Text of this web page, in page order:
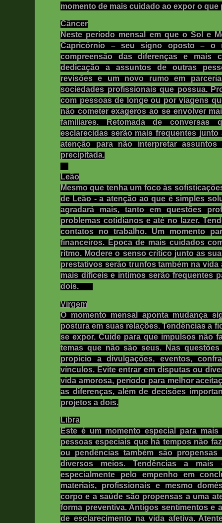
momento de mais cuidado ao expor o que
Câncer
Neste período mensal em que o Sol e
Capricórnio – seu signo oposto – o
compreensão das diferenças e mais
dedicação a assuntos de outras
revisões e um novo rumo em
sociedades profissionais que possua.
com pessoas de longe ou por viagens
não cometer exageros ao se envolver
familiares. Retomada de conversas
esclarecidas serão mais frequentes
atenção para não interpretar
precipitada.
Leão
Mesmo que tenha um foco às
de Leão - a atenção ao que é simples
agradará mais, tanto em questões
problemas cotidianos e até no lazer.
contatos no trabalho. Um momento
financeiros. Época de mais cuidados
ritmo. Modere o senso crítico junto as
prestativos serão trunfos também na vida
mais difíceis e íntimos serão frequentes
dois.
Virgem
O momento mensal aponta mudança
postura em suas relações. Tendências a
se expor. Cuide para que impulsos não
temas que não são seus. Nas
propício a divulgações, eventos,
vínculos. Evite entrar em disputas ou
vida amorosa, período para melhor
as diferenças, além de decisões
projetos a dois.
Libra
Este é um momento especial para
pessoas especiais que há tempos não
ou pendências também são
diversos meios. Tendências a mais
especialmente pelo empenho em
materiais, profissionais e mesmo
corpo e a saúde são propensas a uma
forma preventiva. Antigos sentimentos e
de esclarecimento na vida afetiva.